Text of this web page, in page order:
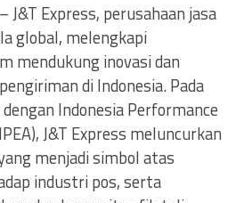
Express, perusahaan jasa
global, melengkapi
mendukung inovasi dan
di Indonesia. Pada
Indonesia Performance
J&T Express meluncurkan
menjadi simbol atas
industri pos, serta